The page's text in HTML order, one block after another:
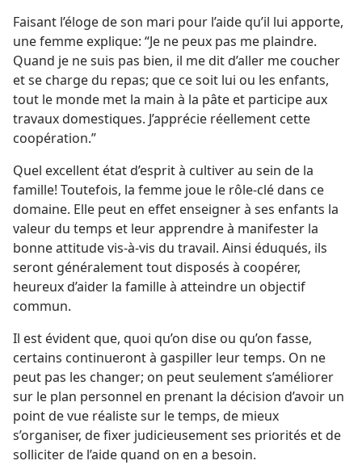
Faisant l’éloge de son mari pour l’aide qu’il lui apporte,
une femme explique: “Je ne peux pas me plaindre.
Quand je ne suis pas bien, il me dit d’aller me coucher
et se charge du repas; que ce soit lui ou les enfants,
tout le monde met la main à la pâte et participe aux
travaux domestiques. J’apprécie réellement cette
coopération.”
Quel excellent état d’esprit à cultiver au sein de la
famille! Toutefois, la femme joue le rôle-clé dans ce
domaine. Elle peut en effet enseigner à ses enfants la
valeur du temps et leur apprendre à manifester la
bonne attitude vis-à-vis du travail. Ainsi éduqués, ils
seront généralement tout disposés à coopérer,
heureux d’aider la famille à atteindre un objectif
commun.
Il est évident que, quoi qu’on dise ou qu’on fasse,
certains continueront à gaspiller leur temps. On ne
peut pas les changer; on peut seulement s’améliorer
sur le plan personnel en prenant la décision d’avoir un
point de vue réaliste sur le temps, de mieux
s’organiser, de fixer judicieusement ses priorités et de
solliciter de l’aide quand on en a besoin.